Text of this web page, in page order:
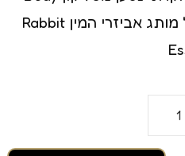
Safe של מותג אביזרי המין Rabbit